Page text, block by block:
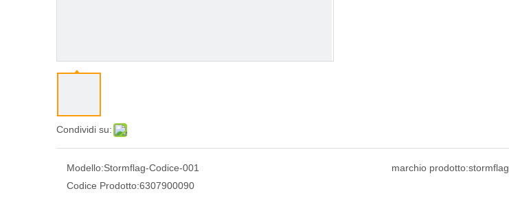
Condividi su:
Modello:Stormflag-Codice-001 marchio prodotto:stormflag
Codice Prodotto:6307900090